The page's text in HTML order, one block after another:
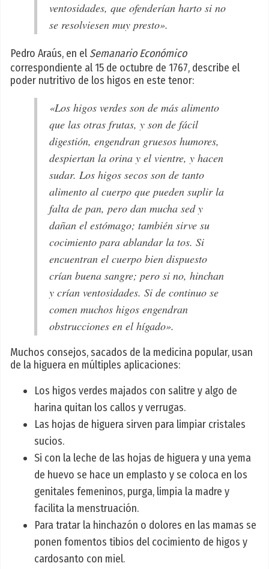
ventosidades, que ofenderían harto si no
se resolviesen muy presto».
Pedro Araús, en el Semanario Económico
correspondiente al 15 de octubre de 1767, describe el
poder nutritivo de los higos en este tenor:
«Los higos verdes son de más alimento
que las otras frutas, y son de fácil
digestión, engendran gruesos humores,
despiertan la orina y el vientre, y hacen
sudar. Los higos secos son de tanto
alimento al cuerpo que pueden suplir la
falta de pan, pero dan mucha sed y
dañan el estómago; también sirve su
cocimiento para ablandar la tos. Si
encuentran el cuerpo bien dispuesto
crían buena sangre; pero si no, hinchan
y crían ventosidades. Si de continuo se
comen muchos higos engendran
obstrucciones en el hígado».
Muchos consejos, sacados de la medicina popular, usan
de la higuera en múltiples aplicaciones:
Los higos verdes majados con salitre y algo de
harina quitan los callos y verrugas.
Las hojas de higuera sirven para limpiar cristales
sucios.
Si con la leche de las hojas de higuera y una yema
de huevo se hace un emplasto y se coloca en los
genitales femeninos, purga, limpia la madre y
facilita la menstruación.
Para tratar la hinchazón o dolores en las mamas se
ponen fomentos tibios del cocimiento de higos y
cardosanto con miel.